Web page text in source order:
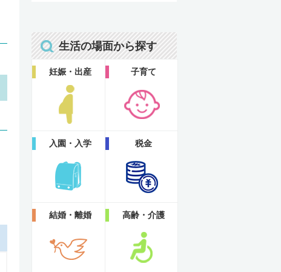
生活の場面から探す
妊娠・出産 子育て
入園・入学 税金
結婚・離婚 高齢・介護